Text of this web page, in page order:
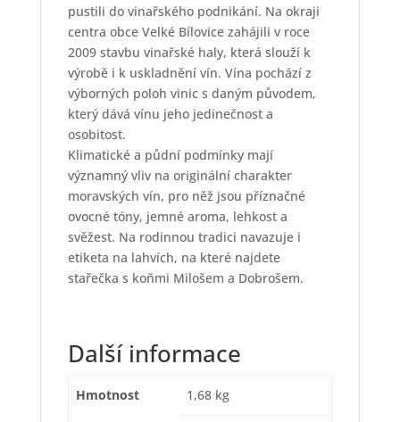
pustili do vinařského podnikání. Na okraji
centra obce Velké Bílovice zahájili v roce
2009 stavbu vinařské haly, která slouží k
výrobě i k uskladnění vín. Vína pochází z
výborných poloh vinic s daným původem,
který dává vínu jeho jedinečnost a
osobitost.
Klimatické a půdní podmínky mají
významný vliv na originální charakter
moravských vín, pro něž jsou příznačné
ovocné tóny, jemné aroma, lehkost a
svěžest. Na rodinnou tradici navazuje i
etiketa na lahvích, na které najdete
stařečka s koňmi Milošem a Dobrošem.
Další informace
Hmotnost 1,68 kg